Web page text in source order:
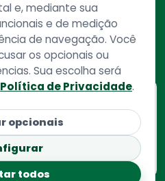
o cadastro da instituição no
e-Mec
e, mediante sua
e de medição
de navegação. Você
os opcionais ou
Sua escolha será
Política de Privacidade.
opcionais
todos